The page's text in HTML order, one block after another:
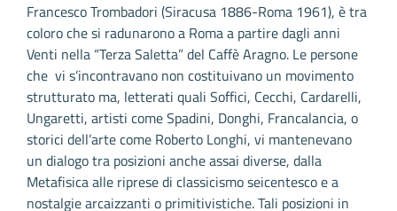
Francesco Trombadori (Siracusa 1886-Roma 1961), è tra
coloro che si radunarono a Roma a partire dagli anni
Venti nella “Terza Saletta” del Caffè Aragno. Le persone
che vi s’incontravano non costituivano un movimento
strutturato ma, letterati quali Soffici, Cecchi, Cardarelli,
Ungaretti, artisti come Spadini, Donghi, Francalancia, o
storici dell’arte come Roberto Longhi, vi mantenevano
un dialogo tra posizioni anche assai diverse, dalla
Metafisica alle riprese di classicismo seicentesco e a
nostalgie arcaizzanti o primitivistiche. Tali posizioni in